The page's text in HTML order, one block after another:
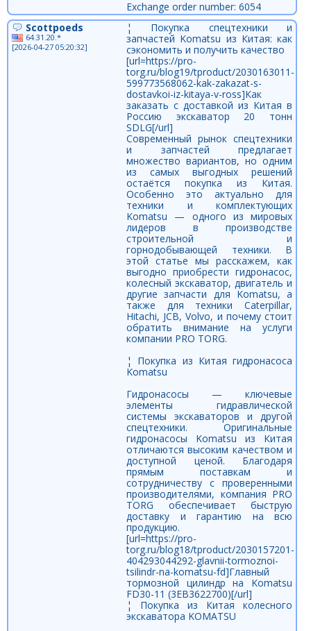
Exchange order number: 6054
Scottpoeds
64.31.20.*
[2026-04-27 05:20:32]
¦ Покупка спецтехники и
запчастей Komatsu из Китая: как
сэкономить и получить качество
[url=https://pro-
torg.ru/blog19/tproduct/2030163011-
599773568062-kak-zakazat-s-
dostavkoi-iz-kitaya-v-ross]Как
заказать с доставкой из Китая в
Россию экскаватор 20 тонн
SDLG[/url]
Современный рынок спецтехники
и запчастей предлагает
множество вариантов, но одним
из самых выгодных решений
остаётся покупка из Китая.
Особенно это актуально для
техники и комплектующих
Komatsu — одного из мировых
лидеров в производстве
строительной и
горнодобывающей техники. В
этой статье мы расскажем, как
выгодно приобрести гидронасос,
колесный экскаватор, двигатель и
другие запчасти для Komatsu, а
также для техники Caterpillar,
Hitachi, JCB, Volvo, и почему стоит
обратить внимание на услуги
компании PRO TORG.
¦ Покупка из Китая гидронасоса
Komatsu
Гидронасосы — ключевые
элементы гидравлической
системы экскаваторов и другой
спецтехники. Оригинальные
гидронасосы Komatsu из Китая
отличаются высоким качеством и
доступной ценой. Благодаря
прямым поставкам и
сотрудничеству с проверенными
производителями, компания PRO
TORG обеспечивает быструю
доставку и гарантию на всю
продукцию.
[url=https://pro-
torg.ru/blog18/tproduct/2030157201-
404293044292-glavnii-tormoznoi-
tsilindr-na-komatsu-fd]Главный
тормозной цилиндр на Komatsu
FD30-11 (3EB3622700)[/url]
¦ Покупка из Китая колесного
экскаватора KOMATSU